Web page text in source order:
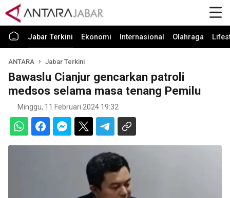
Jabar Terkini Ekonomi Internasional Olahraga
ANTARA Jabar Terkini
Bawaslu Cianjur gencarkan patroli
medsos selama masa tenang Pemilu
Minggu, 11 Februari 2024 19:32